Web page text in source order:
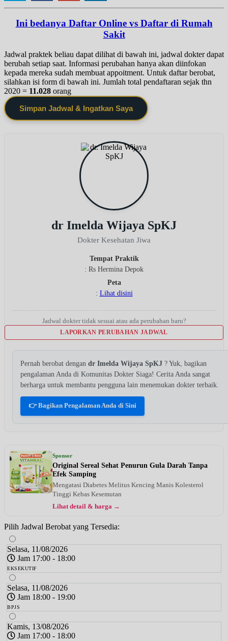
Ini bedanya Daftar Online vs Daftar di Rumah
Sakit
Jadwal praktek beliau dapat dilihat di bawah ini, jadwal dokter dapat
berubah setiap saat. Informasi perubahan hanya akan diinfokan
kepada mereka sudah membuat appoitment. Untuk daftar berobat,
silahkan isi form di bawah ini. Jumlah total pendaftaran sejak thn
2020 = 11.028 orang
Simpan Jadwal & Ingatkan Saya
dr Imelda Wijaya SpKJ
Dokter Kesehatan Jiwa
Tempat Praktik
: Rs Hermina Depok
Peta
: Lihat disini
Jadwal dokter tidak sesuai atau ada perubahan baru?
LAPORKAN PERUBAHAN JADWAL
Pernah berobat dengan dr Imelda Wijaya SpKJ ? Yuk, bagikan
pengalaman Anda di Komunitas Dokter Siaga! Cerita Anda sangat
berharga untuk membantu pengguna lain menemukan dokter terbaik.
👉 Bagikan Pengalaman Anda di Sini
Sponsor
Original Sereal Sehat Penurun Gula Darah Tanpa
Efek Samping
Mengatasi Diabetes Melitus Kencing Manis Kolesterol
Tinggi Kebas Kesemutan
Lihat detail & harga →
Pilih Jadwal Berobat yang Tersedia:
Selasa, 11/08/2026
Jam 17:00 - 18:00
EKSEKUTIF
Selasa, 11/08/2026
Jam 18:00 - 19:00
BPJS
Kamis, 13/08/2026
Jam 17:00 - 18:00